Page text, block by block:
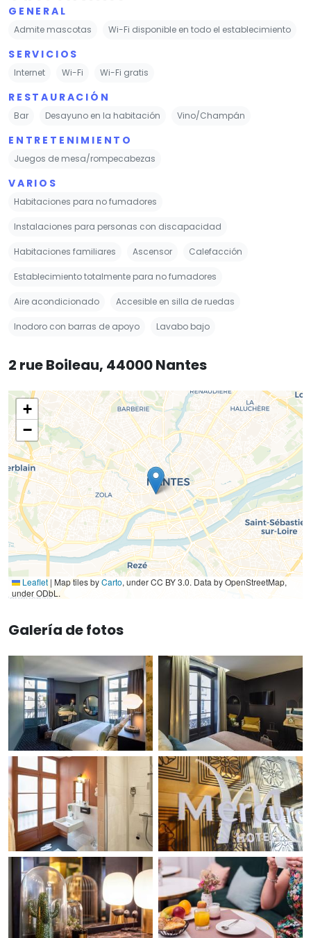
GENERAL
Admite mascotas Wi-Fi disponible en todo el establecimiento
SERVICIOS
Internet Wi-Fi Wi-Fi gratis
RESTAURACIÓN
Bar Desayuno en la habitación Vino/Champán
ENTRETENIMIENTO
Juegos de mesa/rompecabezas
VARIOS
Habitaciones para no fumadores
Instalaciones para personas con discapacidad
Habitaciones familiares Ascensor Calefacción
Establecimiento totalmente para no fumadores
Aire acondicionado Accesible en silla de ruedas
Inodoro con barras de apoyo Lavabo bajo
2 rue Boileau, 44000 Nantes
+
−
Leaflet | Map tiles byCarto, under CC BY 3.0. Data by OpenStreetMap,
under ODbL.
Galería de fotos